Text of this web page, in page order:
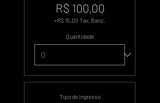
R$ 100,00
+R$ 15,00 Tax. Banc.
Quantidade
Tipo de ingresso